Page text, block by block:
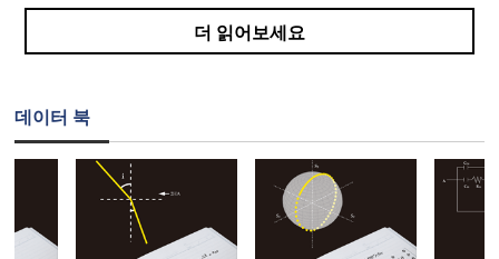
더 읽어보세요
데이터 북